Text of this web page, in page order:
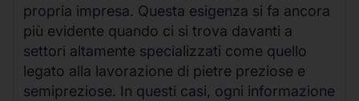
propria impresa. Questa esigenza si fa ancora
più evidente quando ci si trova davanti a
settori altamente specializzati come quello
legato alla lavorazione di pietre preziose e
semipreziose. In questi casi, ogni informazione